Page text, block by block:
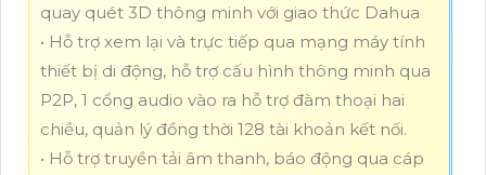
quay quét 3D thông minh với giao thức Dahua
• Hỗ trợ xem lại và trực tiếp qua mạng máy tính
thiết bị di động, hỗ trợ cấu hình thông minh qua
P2P, 1 cổng audio vào ra hỗ trợ đàm thoại hai
chiều, quản lý đồng thời 128 tài khoản kết nối.
• Hỗ trợ truyền tải âm thanh, báo động qua cáp